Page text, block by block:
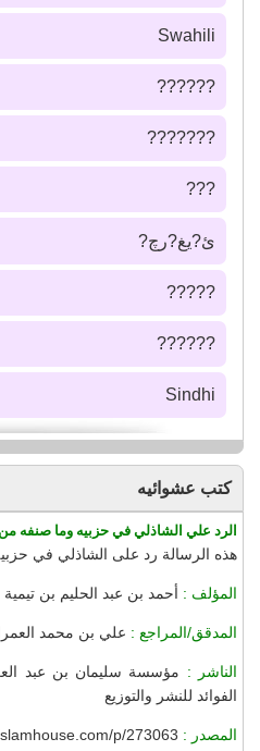
Swahili
??????
???????
???
ئ?يغ?رچ?
?????
??????
Sindhi
كتب عشوائيه
الرد علي الشاذلي في حزبيه وما صنفه
هذه الرسالة رد على الشاذلي في
المؤلف : أحمد بن عبد الحليم بن تيمية
المدقق/المراجع : علي بن محمد
الناشر : مؤسسة سليمان بن عبد
الفوائد للنشر والتوزيع
المصدر : p/273063